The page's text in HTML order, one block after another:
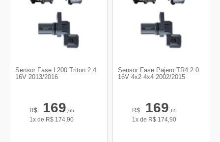
Sensor Fase L200 Triton 2.4
16V 2013/2016
R$ 169,65
1x de R$ 174,90
Sensor Fase Pajero TR4 2.0
16V 4x2 4x4 2002/2015
R$ 169,65
1x de R$ 174,90